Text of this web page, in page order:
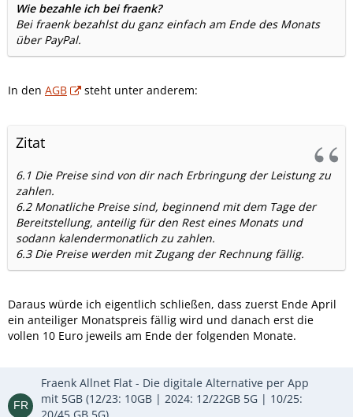
Wie bezahle ich bei fraenk?
Bei fraenk bezahlst du ganz einfach am Ende des Monats
über PayPal.
In den AGB steht unter anderem:
Zitat
6.1 Die Preise sind von dir nach Erbringung der Leistung zu
zahlen.
6.2 Monatliche Preise sind, beginnend mit dem Tage der
Bereitstellung, anteilig für den Rest eines Monats und
sodann kalendermonatlich zu zahlen.
6.3 Die Preise werden mit Zugang der Rechnung fällig.
Daraus würde ich eigentlich schließen, dass zuerst Ende April
ein anteiliger Monatspreis fällig wird und danach erst die
vollen 10 Euro jeweils am Ende der folgenden Monate.
Fraenk Allnet Flat - Die digitale Alternative per App
mit 5GB (12/23: 10GB | 2024: 12/22GB 5G | 10/25: